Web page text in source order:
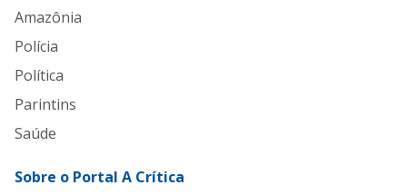
Amazônia
Polícia
Política
Parintins
Saúde
Sobre o Portal A Crítica